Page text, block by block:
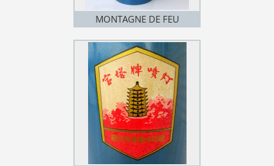
MONTAGNE DE FEU